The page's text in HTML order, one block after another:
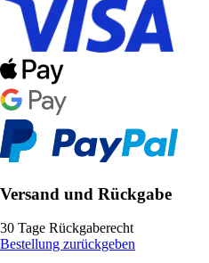
Versand und Rückgabe
30 Tage Rückgaberecht
Bestellung zurückgeben